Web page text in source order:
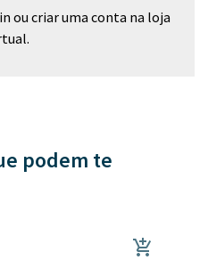
ou criar uma conta na loja
podem te